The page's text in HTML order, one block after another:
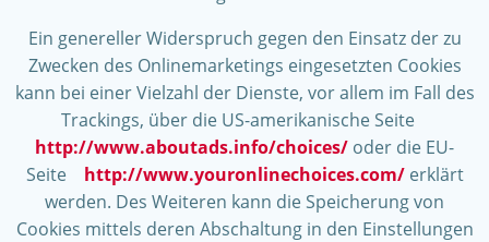
Ein genereller Widerspruch gegen den Einsatz der zu
Zwecken des Onlinemarketings eingesetzten Cookies
kann bei einer Vielzahl der Dienste, vor allem im Fall des
Trackings, über die US-amerikanische Seite
http://www.aboutads.info/choices/ oder die EU-
Seite http://www.youronlinechoices.com/erklärt
werden. Des Weiteren kann die Speicherung von
Cookies mittels deren Abschaltung in den Einstellungen